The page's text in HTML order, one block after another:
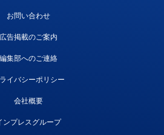
お問い合わせ
広告掲載のご案内
編集部へのご連絡
イバシーポリシー
会社概要
ンプレスグループ